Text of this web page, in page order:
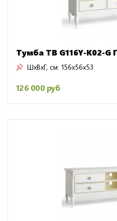
Тумба ТВ G116Y-K02-G
ШxВxГ, см: 156x56x53
126 000 руб